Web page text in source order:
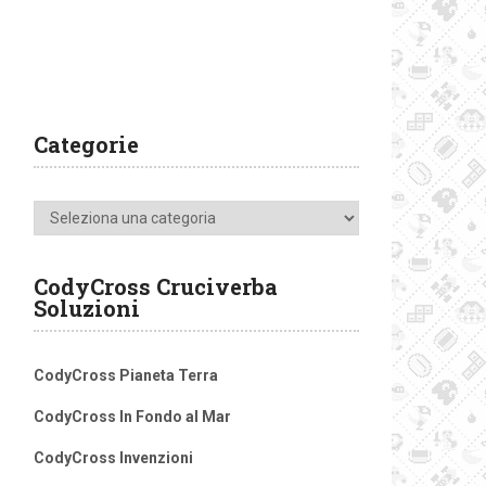
Categorie
Categorie
CodyCross Cruciverba
Soluzioni
CodyCross Pianeta Terra
CodyCross In Fondo al Mar
CodyCross Invenzioni